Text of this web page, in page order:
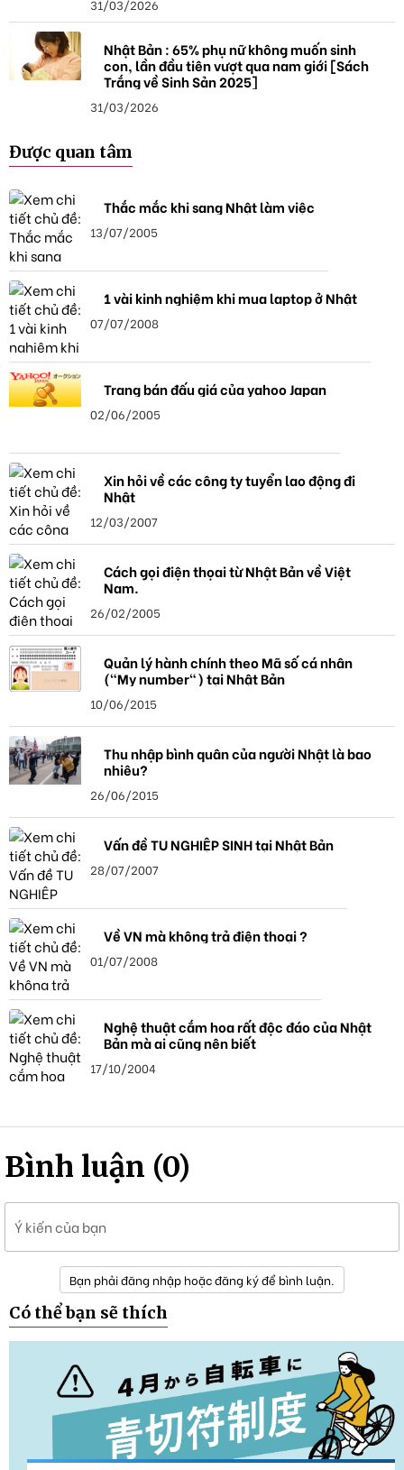
31/03/2026
Nhật Bản : 65% phụ nữ không muốn sinh
con, lần đầu tiên vượt qua nam giới [Sách
Trắng về Sinh Sản 2025]
31/03/2026
Được quan tâm
Thắc mắc khi sang Nhật làm việc
13/07/2005
1 vài kinh nghiệm khi mua laptop ở Nhật
07/07/2008
Trang bán đấu giá của yahoo Japan
02/06/2005
Xin hỏi về các công ty tuyển lao động đi
Nhật
12/03/2007
Cách gọi điện thọai từ Nhật Bản về Việt
Nam.
26/02/2005
Quản lý hành chính theo Mã số cá nhân
("My number") tại Nhật Bản
10/06/2015
Thu nhập bình quân của người Nhật là bao
nhiêu?
26/06/2015
Vấn đề TU NGHIỆP SINH tại Nhật Bản
28/07/2007
Về VN mà không trả điện thoại ?
01/07/2008
Nghệ thuật cắm hoa rất độc đáo của Nhật
Bản mà ai cũng nên biết
17/10/2004
Bình luận (0)
Ý kiến của bạn
Bạn phải đăng nhập hoặc đăng ký để bình luận.
Có thể bạn sẽ thích